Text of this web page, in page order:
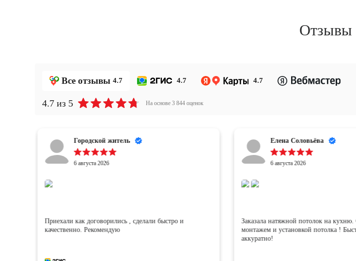
Отзывы
Все отзывы 4.7 4.7 4.7
4.7 из 5 На основе 3 844 оценок
Городской житель
6 августа 2026
Приехали как договорились , сделали быстро и
качественно. Рекомендую
Елена Соловьёва
6 августа 2026
Заказала натяжной потолок на кухню.
монтажем и установкой потолка !
аккуратно!